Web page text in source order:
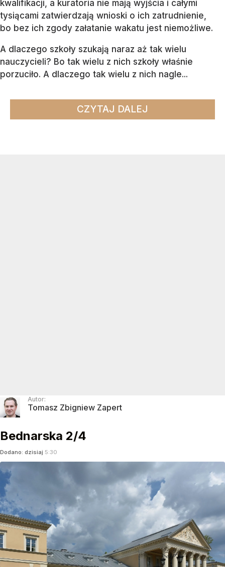
kwalifikacji, a kuratoria nie mają wyjścia i całymi
tysiącami zatwierdzają wnioski o ich zatrudnienie,
bo bez ich zgody załatanie wakatu jest niemożliwe.
A dlaczego szkoły szukają naraz aż tak wielu
nauczycieli? Bo tak wielu z nich szkoły właśnie
porzuciło. A dlaczego tak wielu z nich nagle...
CZYTAJ DALEJ
Autor:
Tomasz Zbigniew Zapert
Bednarska 2/4
Dodano: dzisiaj 5:30